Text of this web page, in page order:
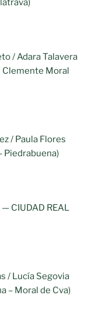
/ Adara Talavera
Clemente Moral
/ Paula Flores
Piedrabuena)
CIUDAD REAL
/ Lucía Segovia
– Moral de Cva)